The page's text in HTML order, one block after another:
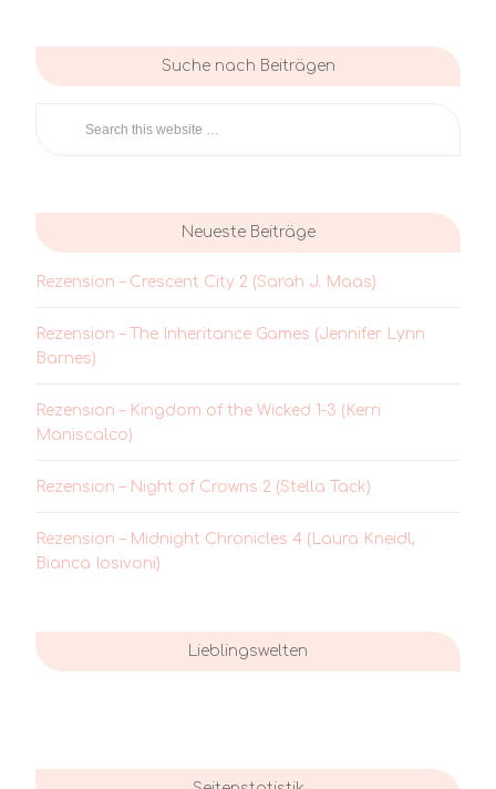
Suche nach Beiträgen
Neueste Beiträge
Rezension – Crescent City 2 (Sarah J. Maas)
Rezension – The Inheritance Games (Jennifer Lynn
Barnes)
Rezension – Kingdom of the Wicked 1-3 (Kerri
Maniscalco)
Rezension – Night of Crowns 2 (Stella Tack)
Rezension – Midnight Chronicles 4 (Laura Kneidl,
Bianca Iosivoni)
Lieblingswelten